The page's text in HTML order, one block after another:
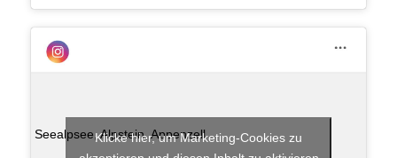
Seealpsee, Alpstein, Appenzell
Klicke hier, um Marketing-Cookies zu